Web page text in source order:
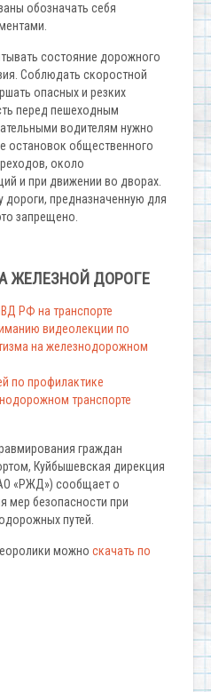
обозначать себя
состояние дорожного
Соблюдать скоростной
опасных и резких
перед пешеходным
водителям нужно
остановок общественного
около
и при движении во дворах.
дороги, предназначенную для
запрещено.
ЖЕЛЕЗНОЙ ДОРОГЕ
РФ на транспорте
видеолекции по
на железнодорожном
по профилактике
транспорте
граждан
Куйбышевская дирекция
«РЖД») сообщает о
мер безопасности при
путей.
можно скачать по